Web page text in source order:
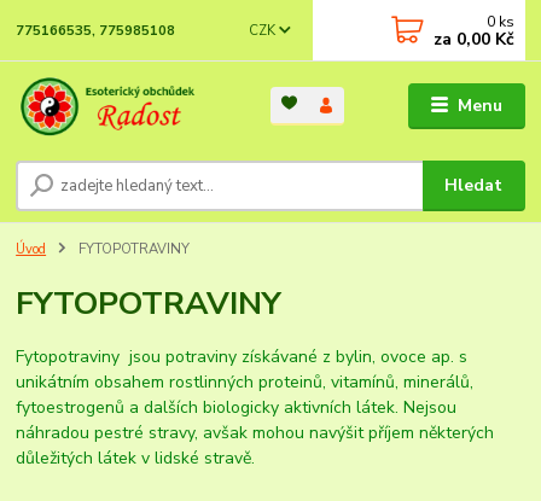
Menu
CZK
Hledat
775166535, 775985108 0 ks
za 0,00 Kč
Úvod FYTOPOTRAVINY
FYTOPOTRAVINY
Fytopotraviny jsou potraviny získávané z bylin, ovoce ap. s
unikátním obsahem rostlinných proteinů, vitamínů, minerálů,
fytoestrogenů a dalších biologicky aktivních látek. Nejsou
náhradou pestré stravy, avšak mohou navýšit příjem některých
důležitých látek v lidské stravě.